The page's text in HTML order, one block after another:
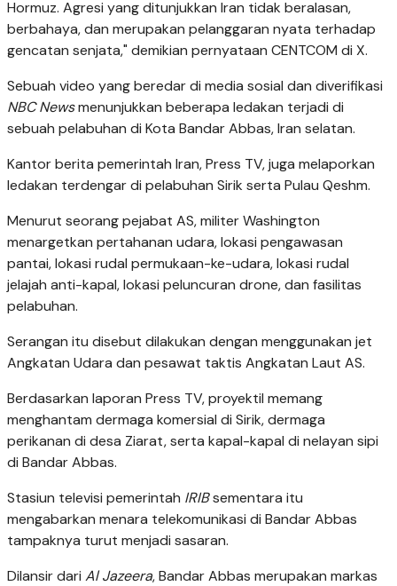
Hormuz. Agresi yang ditunjukkan Iran tidak beralasan,
berbahaya, dan merupakan pelanggaran nyata terhadap
gencatan senjata," demikian pernyataan CENTCOM di X.
Sebuah video yang beredar di media sosial dan diverifikasi
NBC Newsmenunjukkan beberapa ledakan terjadi di
sebuah pelabuhan di Kota Bandar Abbas, Iran selatan.
Kantor berita pemerintah Iran, Press TV, juga melaporkan
ledakan terdengar di pelabuhan Sirik serta Pulau Qeshm.
Menurut seorang pejabat AS, militer Washington
menargetkan pertahanan udara, lokasi pengawasan
pantai, lokasi rudal permukaan-ke-udara, lokasi rudal
jelajah anti-kapal, lokasi peluncuran drone, dan fasilitas
pelabuhan.
Serangan itu disebut dilakukan dengan menggunakan jet
Angkatan Udara dan pesawat taktis Angkatan Laut AS.
Berdasarkan laporan Press TV, proyektil memang
menghantam dermaga komersial di Sirik, dermaga
perikanan di desa Ziarat, serta kapal-kapal di nelayan sipi
di Bandar Abbas.
Stasiun televisi pemerintah IRIBsementara itu
mengabarkan menara telekomunikasi di Bandar Abbas
tampaknya turut menjadi sasaran.
Dilansir dari Al Jazeera, Bandar Abbas merupakan markas